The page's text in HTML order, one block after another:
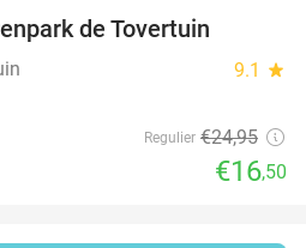
de Tovertuin
9.1 star
Regulier €24,95
€16,50